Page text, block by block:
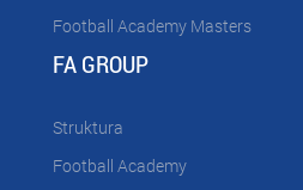
Football Academy Masters
FA GROUP
Struktura
Football Academy